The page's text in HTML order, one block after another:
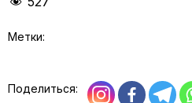
Метки:
Поделиться: